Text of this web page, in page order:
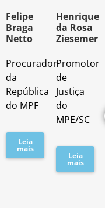
Felipe
Braga
Netto
Procurador
da
República
do MPF
Leia
mais
Henrique
da Rosa
Ziesemer
Promotor
de
Justiça
do
MPE/SC
Leia
mais